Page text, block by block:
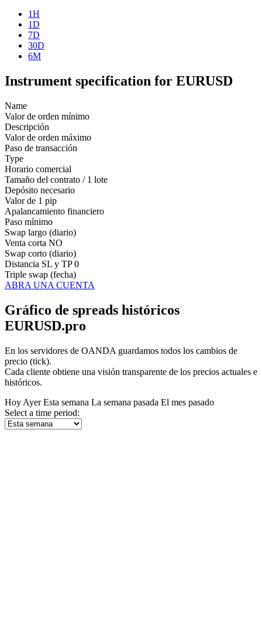
1H
1D
7D
30D
6M
Instrument specification for EURUSD
Name
Valor de orden mínimo
Descripción
Valor de orden máximo
Paso de transacción
Type
Horario comercial
Tamaño del contrato / 1 lote
Depósito necesario
Valor de 1 pip
Apalancamiento financiero
Paso mínimo
Swap largo (diario)
Venta corta NO
Swap corto (diario)
Distancia SL y TP 0
Triple swap (fecha)
ABRA UNA CUENTA
Gráfico de spreads históricos
EURUSD.pro
En los servidores de OANDA guardamos todos los cambios de
precio (tick).
Cada cliente obtiene una visión transparente de los precios actuales e
históricos.
Hoy AyerEsta semana La semana pasada El mes pasado
Select a time period: